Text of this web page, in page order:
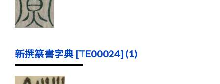
新撰篆書字典 [TE00024] (1)